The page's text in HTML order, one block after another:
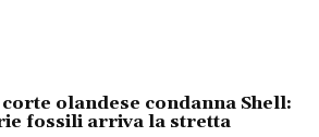
olandese condanna Shell:
fossili arriva la stretta